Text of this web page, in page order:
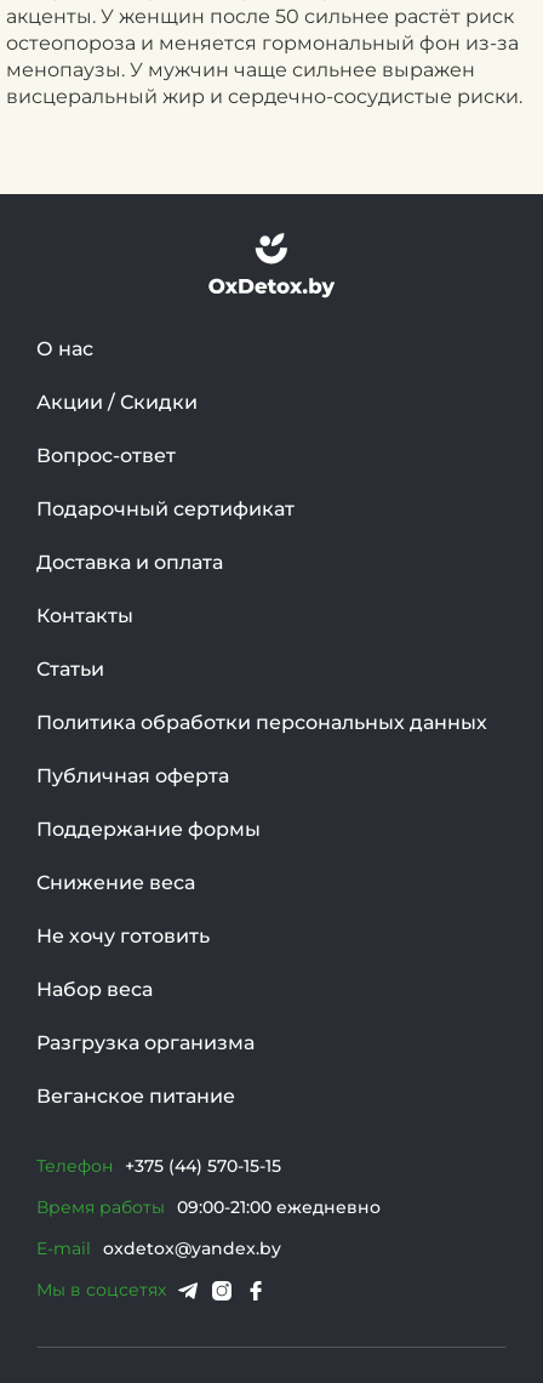
акценты. У женщин после 50 сильнее растёт риск
остеопороза и меняется гормональный фон из-за
менопаузы. У мужчин чаще сильнее выражен
висцеральный жир и сердечно-сосудистые риски.
Телефон
+375 (44) 570-15-15
Время работы
09:00-21:00 ежедневно
E-mail
oxdetox@yandex.by
Мы в соцсетях
О нас
Акции / Скидки
Вопрос-ответ
Подарочный сертификат
Доставка и оплата
Контакты
Статьи
Политика обработки персональных данных
Публичная оферта
Поддержание формы
Снижение веса
Не хочу готовить
Набор веса
Разгрузка организма
Веганское питание